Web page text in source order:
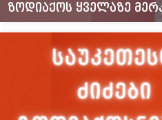
ზოდიაქოს ყველაზე